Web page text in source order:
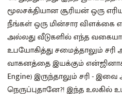
மூலசக்தியான சூரியன் ஒரு
நீங்கள் ஒரு மின்சார விளக்கை
அல்லது வீடுகளில் எந்த
உபயோகித்து சமைத்தாலும்
வாகனத்தை இயக்கும் என்ஜினாக
Engine) இருந்தாலும் சரி -
நெருப்புதானே?! இந்த உலகில்